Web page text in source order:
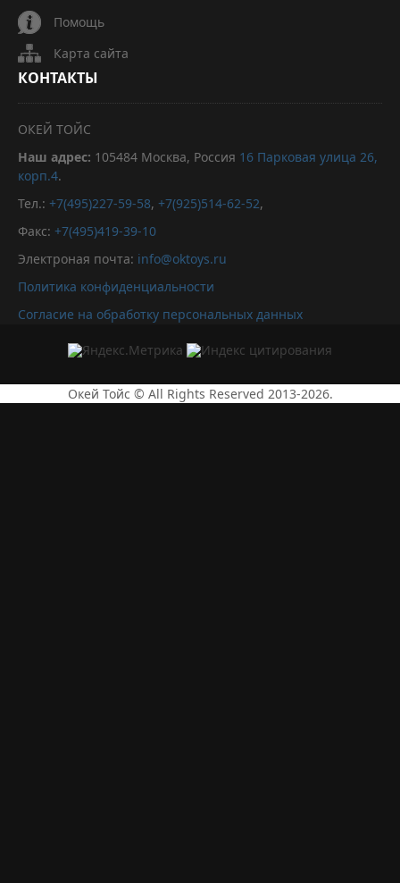
Помощь
Карта сайта
КОНТАКТЫ
ОКЕЙ ТОЙС
Наш адрес: 105484 Москва, Россия 16 Парковая улица 26,
корп.4.
Тел.: +7(495)227-59-58, +7(925)514-62-52,
Факс: +7(495)419-39-10
Электроная почта: info@oktoys.ru
Политика конфиденциальности
Согласие на обработку персональных данных
Окей Тойс © All Rights Reserved 2013-2026.